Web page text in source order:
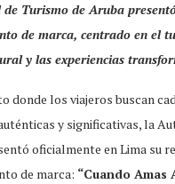
Turismo de Aruba
de marca, centrado en el
y las experiencias
donde los viajeros buscan
y significativas, la
oficialmente en Lima su
de marca: “Cuando Amas